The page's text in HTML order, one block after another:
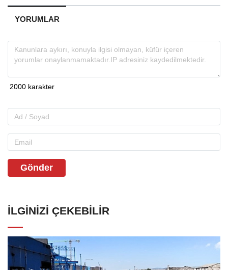
YORUMLAR
Gönder
İLGINIZI ÇEKEBILIR